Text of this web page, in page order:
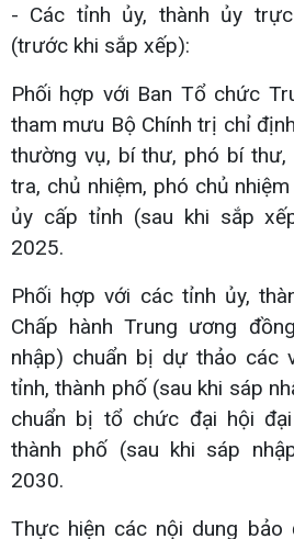
- Các tỉnh ủy, thành ủy
(trước khi sắp xếp):
Phối hợp với Ban Tổ chức
tham mưu Bộ Chính trị chỉ
thường vụ, bí thư, phó bí thư,
tra, chủ nhiệm, phó chủ
ủy cấp tỉnh (sau khi sắp
2025.
Phối hợp với các tỉnh ủy,
Chấp hành Trung ương
nhập) chuẩn bị dự thảo các
tỉnh, thành phố (sau khi sáp
chuẩn bị tổ chức đại hội
thành phố (sau khi sáp
2030.
Thực hiện các nội dung bảo